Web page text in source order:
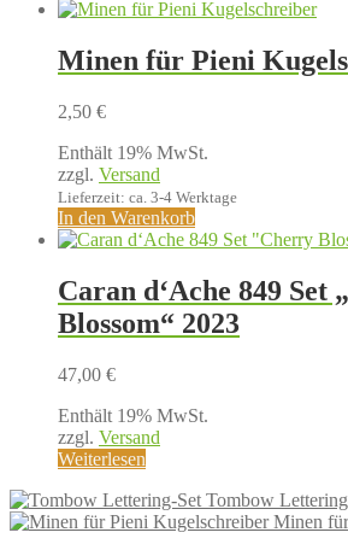
Minen für Pieni
2,50 €
Enthält 19% MwSt.
zzgl. Versand
Lieferzeit: ca. 3-4 Werktage
In den Warenkorb
Caran d‘Ache 849 Set
Blossom“ 2023
47,00 €
Enthält 19% MwSt.
zzgl. Versand
Weiterlesen
Tombow
Minen